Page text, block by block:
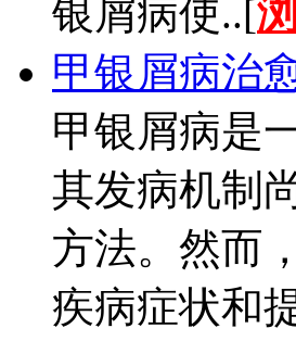
银屑病使..[
甲银屑病治
甲银屑病是
其发病机制
方法。然而
疾病症状和